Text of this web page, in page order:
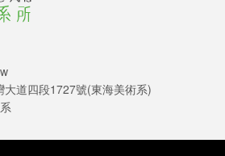
道四段1727號(東海美術系)